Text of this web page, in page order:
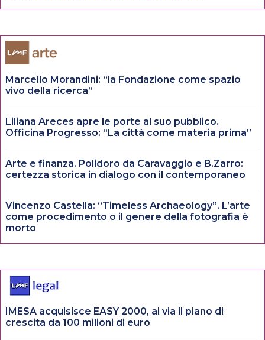
Marcello Morandini: “la Fondazione come spazio
vivo della ricerca”
Liliana Areces apre le porte al suo pubblico.
Officina Progresso: “La città come materia prima”
Arte e finanza. Polidoro da Caravaggio e B.Zarro:
certezza storica in dialogo con il contemporaneo
Vincenzo Castella: “Timeless Archaeology”. L’arte
come procedimento o il genere della fotografia è
morto
IMESA acquisisce EASY 2000, al via il piano di
crescita da 100 milioni di euro